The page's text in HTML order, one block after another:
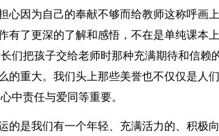
心因为自己的奉献不够而给教师这称呼画
有了更深的了解和感悟，不在是单纯课本
们把孩子交给老师时那种充满期待和信赖
的重大。我们头上那些美誉也不仅仅是人
中责任与爱同等重要。
的是我们有一个年轻、充满活力的、积极